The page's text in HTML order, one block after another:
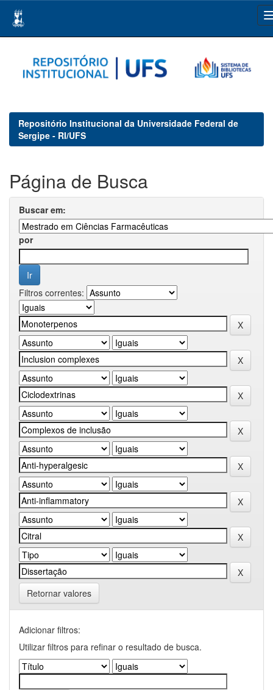
navigation
Repositório Institucional da Universidade Federal de
Sergipe - RI/UFS
Página de Busca
Buscar em:
por
Filtros correntes:
Retornar valores
Adicionar filtros:
Utilizar filtros para refinar o resultado de busca.